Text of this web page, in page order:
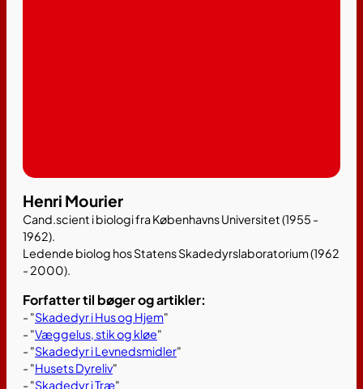
Henri Mourier
Cand.scient i biologi fra Københavns Universitet (1955 -
1962).
Ledende biolog hos Statens Skadedyrslaboratorium (1962
- 2000).
Forfatter til bøger og artikler:
- "Skadedyr i Hus og Hjem"
- "Væggelus, stik og kløe"
- "Skadedyr i Levnedsmidler"
- "Husets Dyreliv"
- "Skadedyr i Træ"